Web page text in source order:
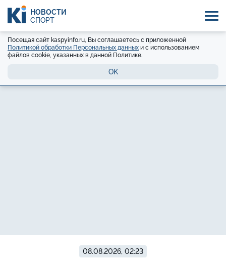
НОВОСТИ
СПОРТ
Посещая сайт kaspyinfo.ru, Вы соглашаетесь с приложенной
Политикой обработки Персональных данных и с использованием
файлов cookie, указанных в данной Политике.
OK
08.08.2026, 02:23